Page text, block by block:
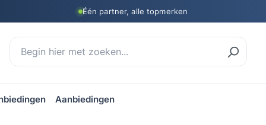
Één partner, alle topmerken
Aanbiedingen